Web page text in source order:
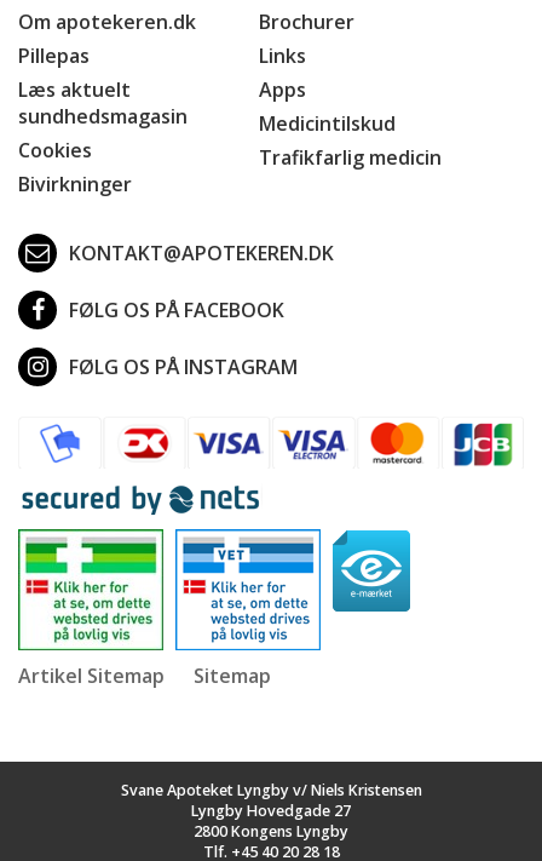
Om apotekeren.dk
Pillepas
Læs aktuelt
sundhedsmagasin
Cookies
Bivirkninger
Brochurer
Links
Apps
Medicintilskud
Trafikfarlig medicin
KONTAKT@APOTEKEREN.DK
FØLG OS PÅ FACEBOOK
FØLG OS PÅ INSTAGRAM
Artikel Sitemap Sitemap
Svane Apoteket Lyngby v/ Niels Kristensen
Lyngby Hovedgade 27
2800 Kongens Lyngby
Tlf. +45 40 20 28 18